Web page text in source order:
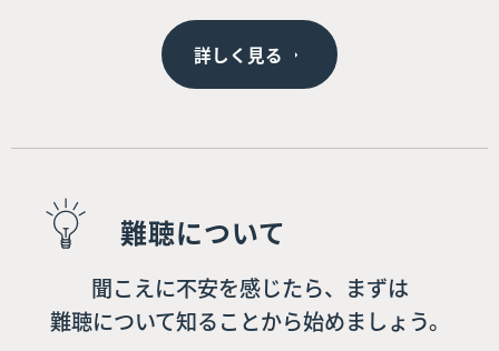
詳しく見る
難聴について
聞こえに不安を感じたら、まずは
難聴について知ることから始めましょう。